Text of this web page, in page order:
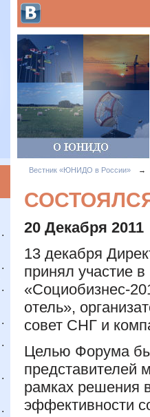
Вестник «ЮНИДО в России» →
20 Декабря 2011
13 декабря
принял участие
«Социобизнес-
отель»,
совет СНГ и
Целью Форума
представителей
рамках решения
эффективности